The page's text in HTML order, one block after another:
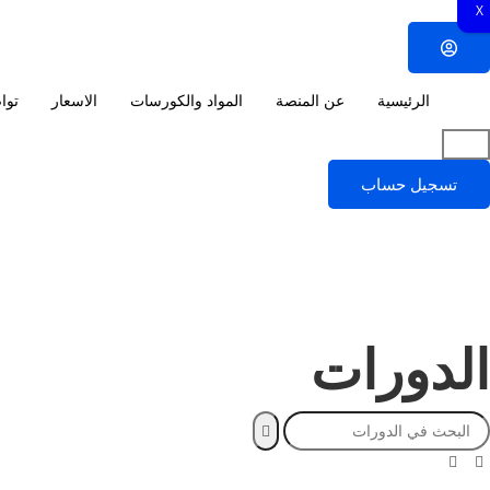
الرئيسية عن المنصة المواد والكورسات الاسعار
تسجيل حساب
الدورات
X